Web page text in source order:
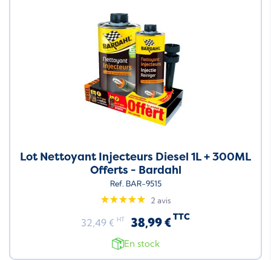
Lot Nettoyant Injecteurs Diesel 1L + 300ML
Offerts - Bardahl
Ref. BAR-9515
2 avis
32,49 € HT 38,99 € TTC
En stock